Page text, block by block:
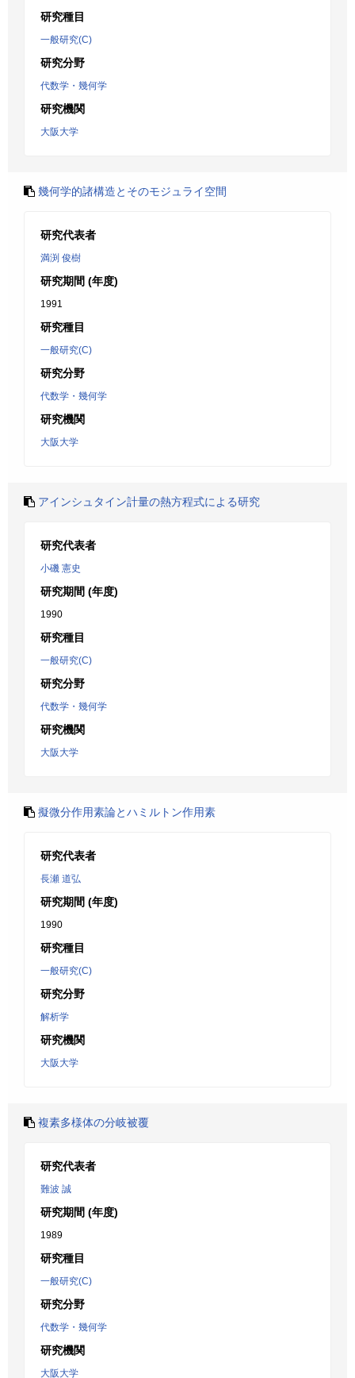
研究種目
一般研究(C)
研究分野
代数学・幾何学
研究機関
大阪大学
幾何学的諸構造とそのモジュライ空間
研究代表者
満渕 俊樹
研究期間 (年度)
1991
研究種目
一般研究(C)
研究分野
代数学・幾何学
研究機関
大阪大学
アインシュタイン計量の熱方程式による研究
研究代表者
小磯 憲史
研究期間 (年度)
1990
研究種目
一般研究(C)
研究分野
代数学・幾何学
研究機関
大阪大学
擬微分作用素論とハミルトン作用素
研究代表者
長瀬 道弘
研究期間 (年度)
1990
研究種目
一般研究(C)
研究分野
解析学
研究機関
大阪大学
複素多様体の分岐被覆
研究代表者
難波 誠
研究期間 (年度)
1989
研究種目
一般研究(C)
研究分野
代数学・幾何学
研究機関
大阪大学